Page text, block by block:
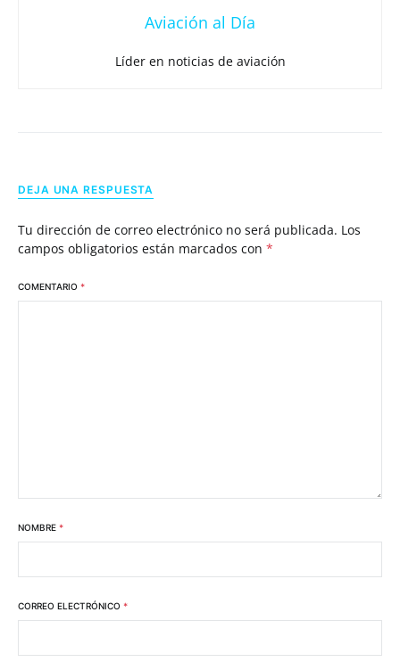
Aviación al Día
Líder en noticias de aviación
DEJA UNA RESPUESTA
Tu dirección de correo electrónico no será publicada. Los
campos obligatorios están marcados con *
COMENTARIO *
NOMBRE *
CORREO ELECTRÓNICO *